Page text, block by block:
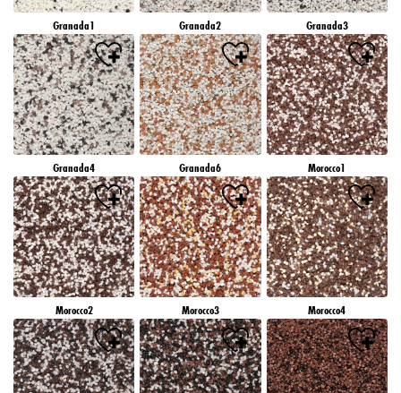
Granada1 Granada2 Granada3
Granada4 Granada6 Morocco1
Morocco2 Morocco3 Morocco4